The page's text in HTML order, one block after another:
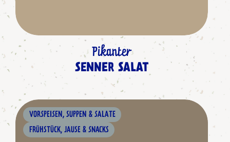
Pikanter
SENNER SALAT
VORSPEISEN, SUPPEN & SALATE
FRÜHSTÜCK, JAUSE & SNACKS